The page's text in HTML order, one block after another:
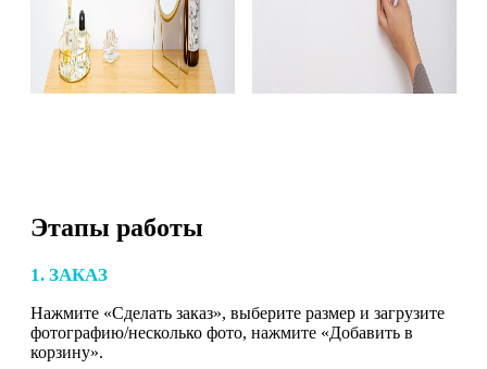
Этапы работы
1. ЗАКАЗ
Нажмите «Сделать заказ», выберите размер и загрузите
фотографию/несколько фото, нажмите «Добавить в
корзину».